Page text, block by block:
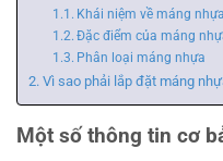
Khái niệm về máng
Đặc điểm của máng
Phân loại máng nhựa
Vì sao phải lắp đặt máng
Một số thông tin cơ